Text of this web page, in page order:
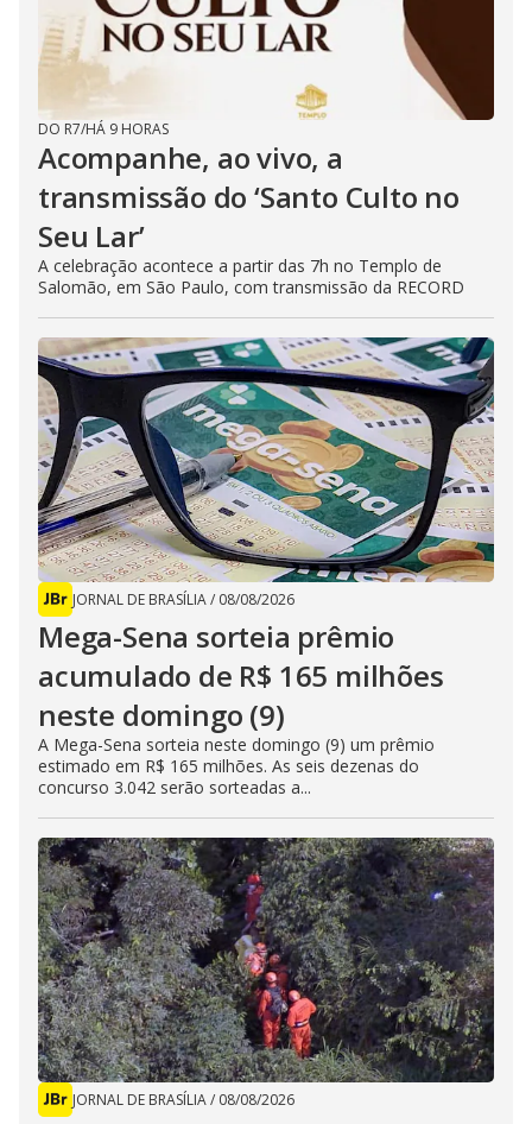
DO R7/HÁ 9 HORAS
Acompanhe, ao vivo, a
transmissão do ‘Santo Culto no
Seu Lar’
A celebração acontece a partir das 7h no Templo de
Salomão, em São Paulo, com transmissão da RECORD
JORNAL DE BRASÍLIA/ 08/08/2026
Mega-Sena sorteia prêmio
acumulado de R$ 165 milhões
neste domingo (9)
A Mega-Sena sorteia neste domingo (9) um prêmio
estimado em R$ 165 milhões. As seis dezenas do
concurso 3.042 serão sorteadas a...
JORNAL DE BRASÍLIA/ 08/08/2026